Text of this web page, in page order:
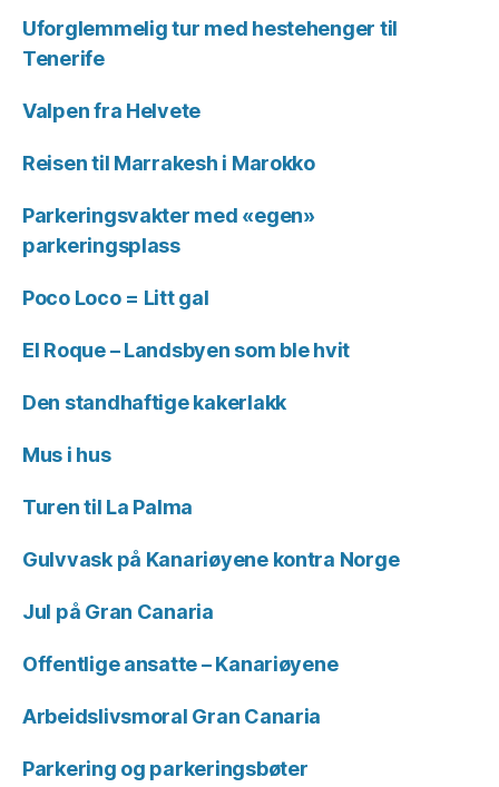
Uforglemmelig tur med hestehenger til
Tenerife
Valpen fra Helvete
Reisen til Marrakesh i Marokko
Parkeringsvakter med «egen»
parkeringsplass
Poco Loco = Litt gal
El Roque – Landsbyen som ble hvit
Den standhaftige kakerlakk
Mus i hus
Turen til La Palma
Gulvvask på Kanariøyene kontra Norge
Jul på Gran Canaria
Offentlige ansatte – Kanariøyene
Arbeidslivsmoral Gran Canaria
Parkering og parkeringsbøter